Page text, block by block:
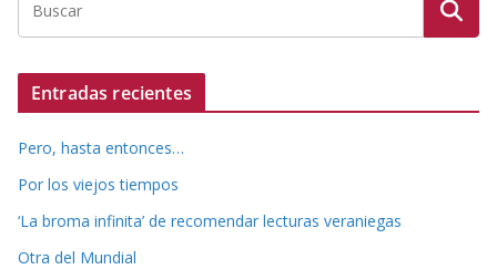
Entradas recientes
Pero, hasta entonces…
Por los viejos tiempos
‘La broma infinita’ de recomendar lecturas veraniegas
Otra del Mundial